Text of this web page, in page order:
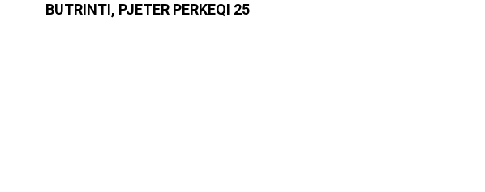
BUTRINTI, PJETER PERKEQI 25